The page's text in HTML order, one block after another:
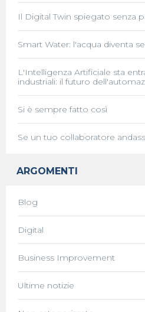
Il Digital Twin spiegato senza
Smart Water: l'acqua diventa
L'Intelligenza Artificiale sta
industriali: il futuro
Si è sempre fatto così
Se un tuo collaboratore
ARGOMENTI
Blog
Digital
Business Improvement
Ultime notizie